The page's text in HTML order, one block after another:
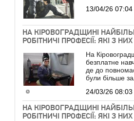
13/04/26 07:04
НА КІРОВОГРАДЩИНІ
РОБІТНИЧІ ПРОФЕСІЇ: ЯКІ З
На
безплатне
де до
були більше
24/03/26 08:03
НА КІРОВОГРАДЩИНІ
РОБІТНИЧІ ПРОФЕСІЇ: ЯКІ З